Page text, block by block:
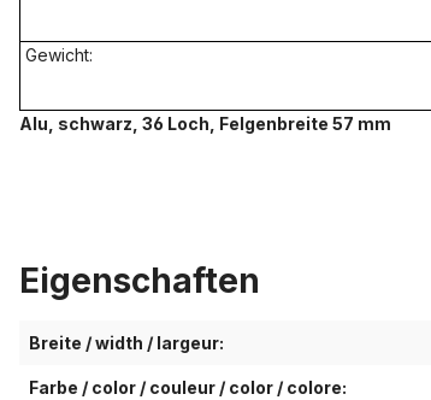
Gewicht:
Alu, schwarz, 36 Loch, Felgenbreite 57 mm
Eigenschaften
Breite / width / largeur:
Farbe / color / couleur / color / colore: